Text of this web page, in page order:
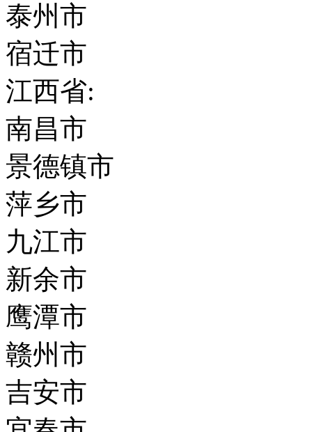
泰州市
宿迁市
江西省:
南昌市
景德镇市
萍乡市
九江市
新余市
鹰潭市
赣州市
吉安市